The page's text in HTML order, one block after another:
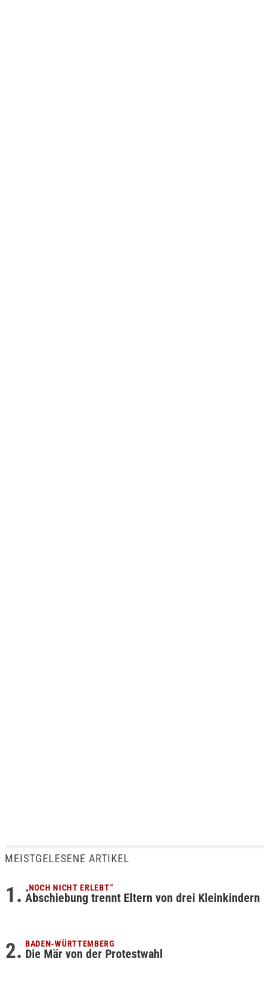
MEISTGELESENE ARTIKEL
„NOCH NICHT ERLEBT“
Abschiebung trennt Eltern von drei Kleinkindern
BADEN-WÜRTTEMBERG
Die Mär von der Protestwahl